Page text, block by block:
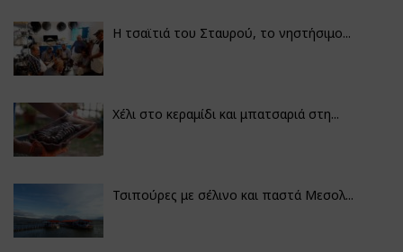
Η τσαϊτιά του Σταυρού, το νηστήσιμο...
Χέλι στο κεραμίδι και μπατσαριά στη...
Τσιπούρες με σέλινο και παστά Μεσολ...